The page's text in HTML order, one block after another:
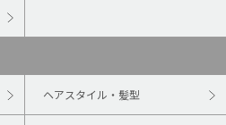
ヘアスタイル・髪型